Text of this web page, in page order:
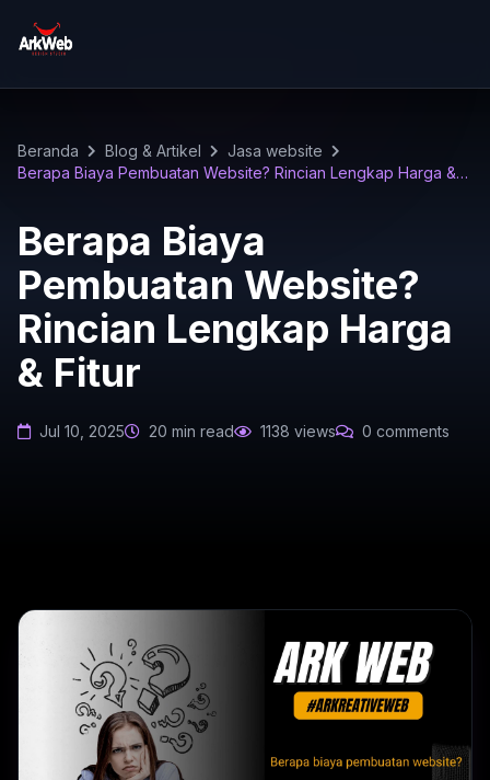
Beranda Blog & Artikel
Jasa website
Berapa Biaya Pembuatan Website? Rincian Lengkap Harga &
Berapa Biaya
Pembuatan Website?
Rincian Lengkap Harga
& Fitur
Jul 10, 2025 20 min read 1138 views 0 comments